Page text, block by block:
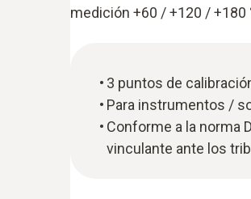
medición +60 / +120 / +180
3 puntos de
Para instrumentos /
Conforme a la norma
vinculante ante los